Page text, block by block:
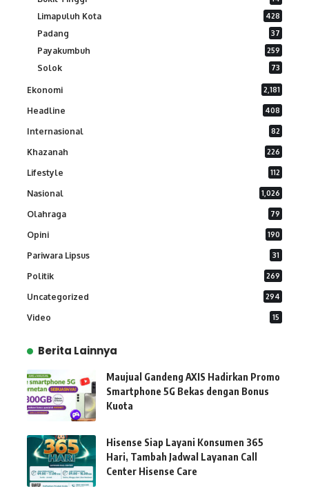
Limapuluh Kota 428
Padang 37
Payakumbuh 259
Solok 73
Ekonomi 2,181
Headline 408
Internasional 82
Khazanah 226
Lifestyle 112
Nasional 1,026
Olahraga 79
Opini 190
Pariwara Lipsus 31
Politik 269
Uncategorized 294
Video 15
Berita Lainnya
Maujual Gandeng AXIS Hadirkan Promo
Smartphone 5G Bekas dengan Bonus
Kuota
Hisense Siap Layani Konsumen 365
Hari, Tambah Jadwal Layanan Call
Center Hisense Care